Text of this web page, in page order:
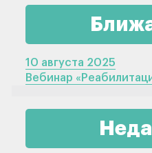
10 августа 2025
Вебинар